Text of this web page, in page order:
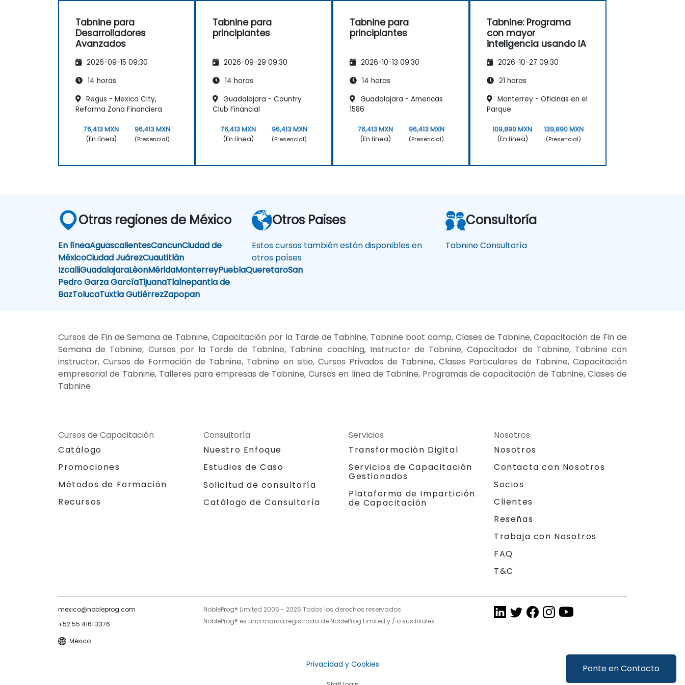
Ponte en Contacto
Tabnine para
Desarrolladores
Avanzados
2026-09-15 09:30
14 horas
Regus - Mexico City,
Reforma Zona Financiera
76,413 MXN
(En línea)
96,413 MXN
(Presencial)
Tabnine para
principiantes
2026-09-29 09:30
14 horas
Guadalajara - Country
Club Financial
76,413 MXN
(En línea)
96,413 MXN
(Presencial)
Tabnine para
principiantes
2026-10-13 09:30
14 horas
Guadalajara - Americas
1586
76,413 MXN
(En línea)
96,413 MXN
(Presencial)
Tabnine: Programa
con mayor
inteligencia usando IA
2026-10-27 09:30
21 horas
Monterrey - Oficinas en el
Parque
109,890 MXN
(En línea)
139,890 MXN
(Presencial)
Otras regiones de México
En líneaAguascalientesCancunCiudad de
MéxicoCiudad JuárezCuautitlàn
IzcalliGuadalajaraLèonMéridaMonterreyPueblaQueretaroSan
Pedro Garza GarcíaTijuanaTlalnepantla de
BazTolucaTuxtla GutiérrezZapopan
Otros Paises
Estos cursos también están disponibles en
otros países
Consultoría
Tabnine Consultoría
Cursos de Fin de Semana de Tabnine, Capacitación por la Tarde de Tabnine, Tabnine boot camp, Clases de Tabnine, Capacitación de Fin de
Semana de Tabnine, Cursos por la Tarde de Tabnine, Tabnine coaching, Instructor de Tabnine, Capacitador de Tabnine, Tabnine con
instructor, Cursos de Formación de Tabnine, Tabnine en sitio, Cursos Privados de Tabnine, Clases Particulares de Tabnine, Capacitación
empresarial de Tabnine, Talleres para empresas de Tabnine, Cursos en linea de Tabnine, Programas de capacitación de Tabnine, Clases de
Tabnine
Cursos de Capacitación
Catálogo
Promociones
Métodos de Formación
Recursos
Consultoría
Nuestro Enfoque
Estudios de Caso
Solicitud de consultoría
Catálogo de Consultoría
Servicios
Transformación Digital
Servicios de Capacitación
Gestionados
Plataforma de Impartición
de Capacitación
Nosotros
Nosotros
Contacta con Nosotros
Socios
Clientes
Reseñas
Trabaja con Nosotros
FAQ
T&C
mexico@nobleprog.com
+52 55 4161 3376
México
NobleProg® Limited 2005 - 2026 Todos los derechos reservados
NobleProg® es una marca registrada de NobleProg Limited y / o sus filiales.
Privacidad y Cookies